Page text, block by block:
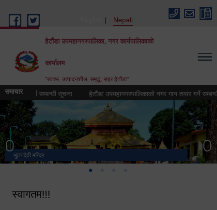
Nepali
हेटौंडा उपमहानगरपालिका, नगर कार्यपालिकाको
कार्यालय
"स्वच्छ, उत्पादनशील, समृद्ध, सहर हेटौंडा"
समाचार
गर्ने सम्बन्धी सूचना हेटौंडा उपमहानगरपालिकाको नगर गान तयार गर्ने सम्बन्धी
भुटनदेवी मन्दिर
स्मारक
हेटौंडा उपमहानगरपालिका नगर कार्यपालिकाको कार्यालय
मनकामना डाँडाबाट देखिएको दृश्य
स्वागतम!!!